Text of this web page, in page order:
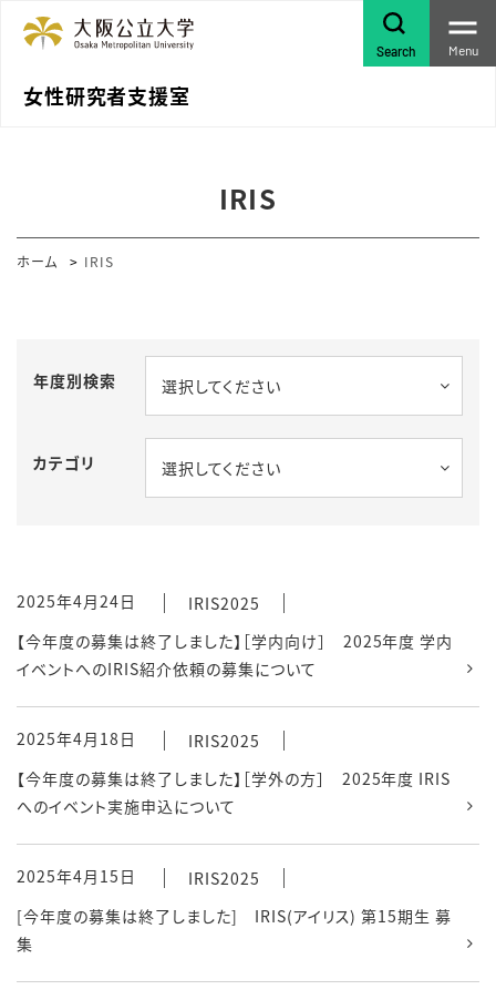
女性研究者支援室
Search Menu
IRIS
ホーム IRIS
年度別検索 選択してください
カテゴリ 選択してください
2025年4月24日
IRIS2025
【今年度の募集は終了しました】［学内向け］ 2025年度 学内
イベントへのIRIS紹介依頼の募集について
2025年4月18日
IRIS2025
【今年度の募集は終了しました】［学外の方］ 2025年度 IRIS
へのイベント実施申込について
2025年4月15日
IRIS2025
[今年度の募集は終了しました] IRIS(アイリス) 第15期生 募
集